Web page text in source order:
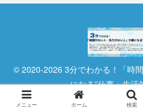
© 2020-2026 3分でわかる！「時
になる”仕事・生活
メニュー ホーム 検索